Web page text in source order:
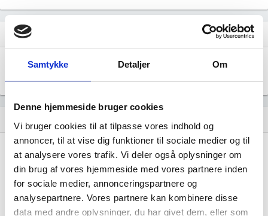
Samtykke Detaljer Om
Denne hjemmeside bruger cookies
Vi bruger cookies til at tilpasse vores indhold og
annoncer, til at vise dig funktioner til sociale medier og til
at analysere vores trafik. Vi deler også oplysninger om
din brug af vores hjemmeside med vores partnere inden
for sociale medier, annonceringspartnere og
analysepartnere. Vores partnere kan kombinere disse
data med andre oplysninger, du har givet dem, eller som
dashboard Virksomhedens datterselskaber
location_city Pouches Finland ApS
hourglass_full 20. april, 2026
J Lønborg Holding ApS tiltrådte som ejer 90 - 99,99% af
virksomheden.